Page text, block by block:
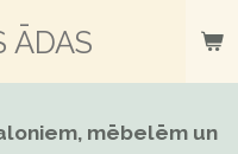
ĀDAS
mēbelēm un